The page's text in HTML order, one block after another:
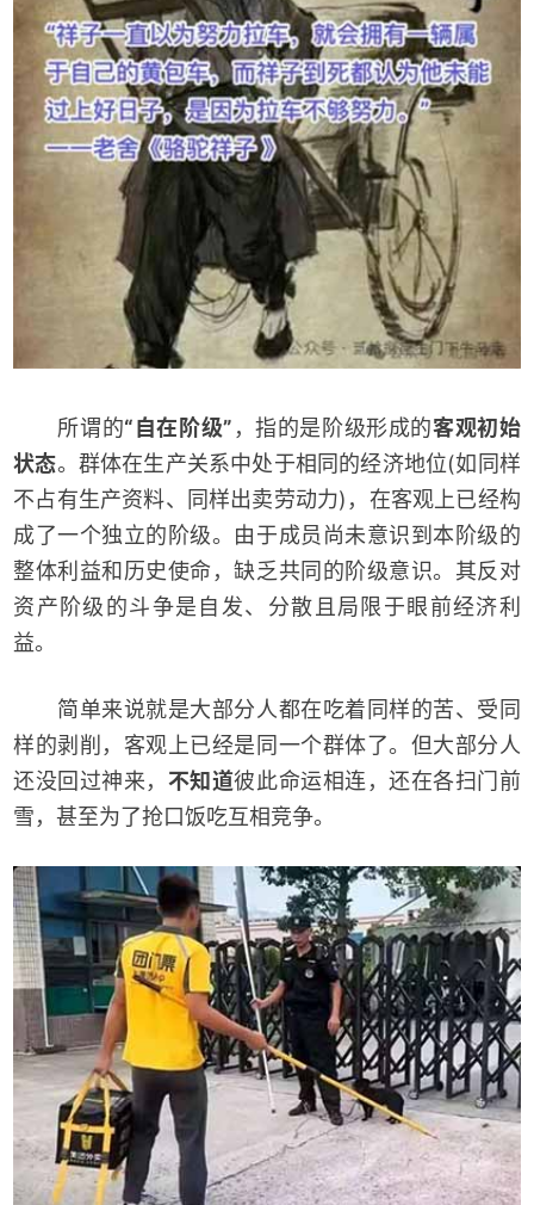
所谓的“自在阶级” ，指的是阶级形成的客观初始
状态。群体在生产关系中处于相同的经济地位(如同样
不占有生产资料、同样出卖劳动力)，在客观上已经构
成了一个独立的阶级。由于成员尚未意识到本阶级的
整体利益和历史使命，缺乏共同的阶级意识。其反对
资产阶级的斗争是自发、分散且局限于眼前经济利
益。
简单来说就是大部分人都在吃着同样的苦、受同
样的剥削，客观上已经是同一个群体了。但大部分人
还没回过神来， 不知道彼此命运相连，还在各扫门前
雪，甚至为了抢口饭吃互相竞争。